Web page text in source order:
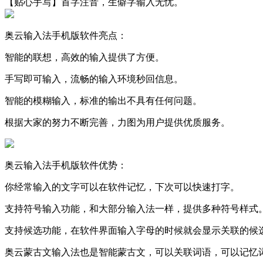
奥云输入法手机版软件亮点：
智能的联想，高效的输入提供了方便。
手写即可输入，流畅的输入环境秒回信息。
智能的模糊输入，标准的输出不具有任何问题。
根据大家的努力不断完善，力图为用户提供优质服务。
奥云输入法手机版软件优势：
你经常输入的文字可以在软件记忆，下次可以快速打字。
支持符号输入功能，和大部分输入法一样，提供多种符号样式。
支持候选功能，在软件界面输入字母的时候就会显示关联的候
奥云蒙古文输入法也是智能蒙古文，可以关联词语，可以记忆